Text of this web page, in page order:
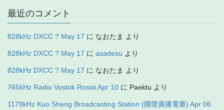
最近のコメント
828kHz DXCC ? May 17 に なおたま より
828kHz DXCC ? May 17 に asadesu より
828kHz DXCC ? May 17 に なおたま より
765kHz Radio Vostok Rossii Apr 10 に Paektu より
1179kHz Kuo Sheng Broadcasting Station (國聲廣播電臺) Apr 06